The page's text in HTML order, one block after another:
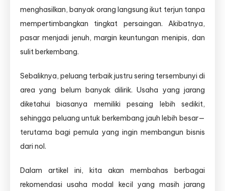
menghasilkan, banyak orang langsung ikut terjun tanpa
mempertimbangkan tingkat persaingan. Akibatnya,
pasar menjadi jenuh, margin keuntungan menipis, dan
sulit berkembang.
Sebaliknya, peluang terbaik justru sering tersembunyi di
area yang belum banyak dilirik. Usaha yang jarang
diketahui biasanya memiliki pesaing lebih sedikit,
sehingga peluang untuk berkembang jauh lebih besar—
terutama bagi pemula yang ingin membangun bisnis
dari nol.
Dalam artikel ini, kita akan membahas berbagai
rekomendasi usaha modal kecil yang masih jarang